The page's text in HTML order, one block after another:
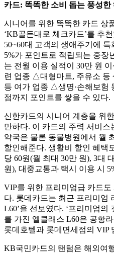
카드: 똑똑한 소비 돕는 풍성한
시니어를 위한 똑똑한 카드 상
‘KB골든대로 체크카드’를 추
50~60대 고객의 생애주기에
5%가 포인트로 적립되는 중장
는 전월 이용 실적이 30만 원
련 업종 △대형마트, 주유소
등 여가 업종 △생명·손해보험
점까지 포인트를 쌓을 수 있다.
신한카드의 시니어 계층을 위
만하다. 이 카드의 주력 서비스
약국은 물론 동물병원에서 월
할인해준다. 생활비 할인 혜택
당 60원(월 최대 30만 원), 3대
원), 대중교통과 택시 이용 시
VIP를 위한 프리미엄급 카드
다. 롯데카드는 최근 프리미엄
L60’을 선보였다. ‘프리미엄의
를 가진 엘클래스 L60은 공항
롯데호텔과 롯데면세점의 VIP
KB국민카드의 탠텀은 해외여